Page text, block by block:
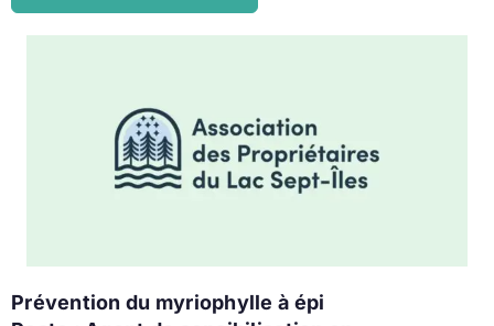
Prévention du myriophylle à épi